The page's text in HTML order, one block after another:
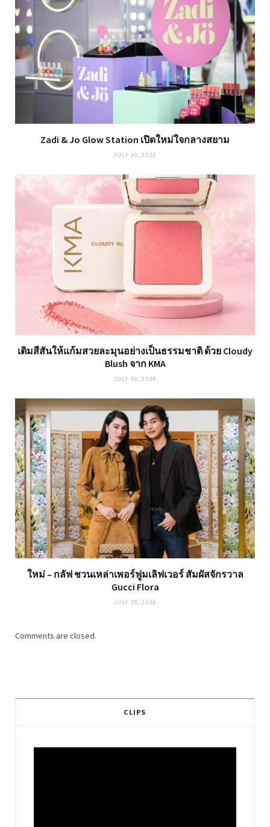
Zadi & Jo Glow Station เปิดใหม่ใจกลางสยาม
JULY 30, 2026
เติมสีสันให้แก้มสวยละมุนอย่างเป็นธรรมชาติ ด้วย Cloudy
Blush จาก KMA
JULY 30, 2026
ใหม่ – กลัฟ ชวนเหล่าเพอร์ฟูมเลิฟเวอร์ สัมผัสจักรวาล
Gucci Flora
JULY 28, 2026
Comments are closed.
CLIPS